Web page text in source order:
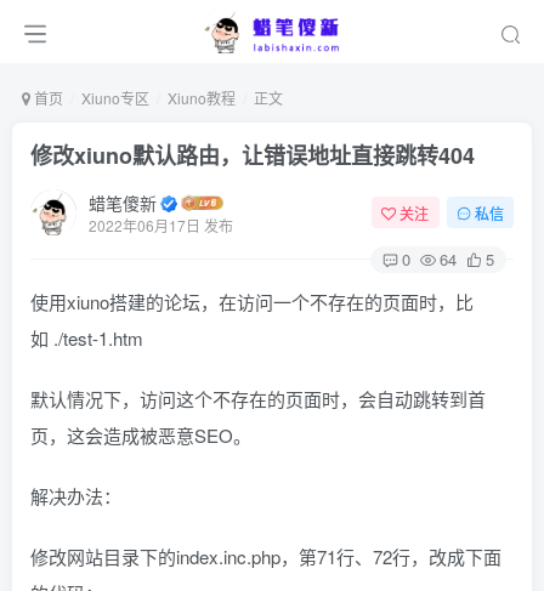
首页 Xiuno专区 Xiuno教程 正文
修改xiuno默认路由，让错误地址直接跳转404
蜡笔傻新
2022年06月17日 发布
关注 私信
0 64 5
使用xiuno搭建的论坛，在访问一个不存在的页面时，比
如 ./test-1.htm
默认情况下，访问这个不存在的页面时，会自动跳转到首
页，这会造成被恶意SEO。
解决办法：
修改网站目录下的index.inc.php，第71行、72行，改成下面